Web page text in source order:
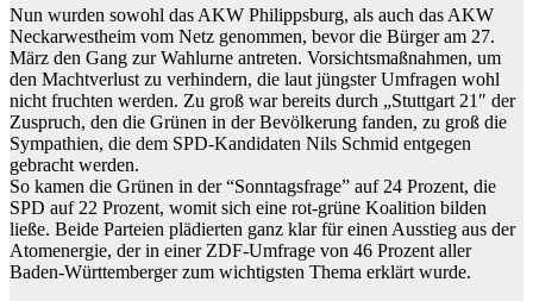
Nun wurden sowohl das AKW Philippsburg, als auch das AKW
Neckarwestheim vom Netz genommen, bevor die Bürger am 27.
März den Gang zur Wahlurne antreten. Vorsichtsmaßnahmen, um
den Machtverlust zu verhindern, die laut jüngster Umfragen wohl
nicht fruchten werden. Zu groß war bereits durch „Stuttgart 21″ der
Zuspruch, den die Grünen in der Bevölkerung fanden, zu groß die
Sympathien, die dem SPD-Kandidaten Nils Schmid entgegen
gebracht werden.
So kamen die Grünen in der “Sonntagsfrage” auf 24 Prozent, die
SPD auf 22 Prozent, womit sich eine rot-grüne Koalition bilden
ließe. Beide Parteien plädierten ganz klar für einen Ausstieg aus der
Atomenergie, der in einer ZDF-Umfrage von 46 Prozent aller
Baden-Württemberger zum wichtigsten Thema erklärt wurde.